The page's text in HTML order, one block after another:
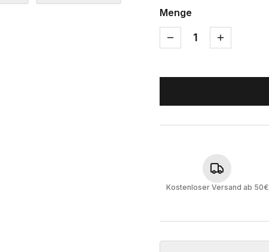
Menge
1
Kostenloser Versand ab 50€